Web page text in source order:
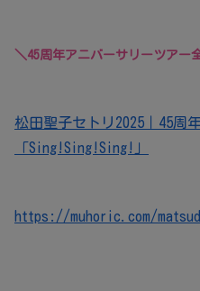
＼45周年アニバーサリーツアー
松田聖子セトリ2025｜45周
「Sing!Sing!Sing!」
https://muhoric.com/